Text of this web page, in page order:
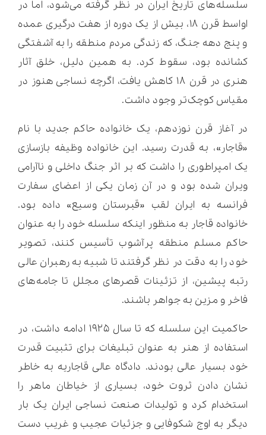
سلسله‌های تاریخ ایران در نظر گرفته می‌شود، اما در
اواسط قرن ۱۸، بیش از یک دوره از هفت درگیری عمده
و پنج دهه جنگ، که زندگی مردم منطقه را به آشفتگی
کشانده بود، سقوط کرد. به همین دلیل، خلق آثار
هنری در قرن ۱۸ کاهش یافت، اگرچه نساجی هنوز در
مقیاس کوچک‌تر وجود داشت.
در آغاز قرن نوزدهم، یک خانواده حاکم جدید با نام
«قاجار»، به قدرت رسید. این خانواده وظیفه بازسازی
یک امپراطوری را داشت که بر اثر جنگ داخلی و ناآرامی
ویران شده بود و در آن زمان یکی از اعضای سفارت
فرانسه به ایران لقب «قبرستان وسیع» داده بود.
خانواده قاجار به منظور اینکه سلسله خود را به عنوان
حاکم مسلم منطقه پرآشوب تأسیس کنند، تصویر
خود را به دقت در نظر گرفتند تا شبیه به رهبران عالی
رتبه پیشین، از تزئینات قصرهای مجلل تا جامه‌های
فاخر و مزین به جواهر باشند.
حاکمیت این سلسله که تا سال ۱۹۲۵ ادامه داشت، در
استفاده از هنر به عنوان تبلیغات برای تثبیت قدرت
خود بسیار عالی بودند. دادگاه عالی قاجاریه به خاطر
نشان دادن ثروت خود، بسیاری از خیاطان ماهر را
استخدام کرد و تولیدات صنعت نساجی ایران یک بار
دیگر به اوج شکوفایی و جزئیات عجیب و غریب دست